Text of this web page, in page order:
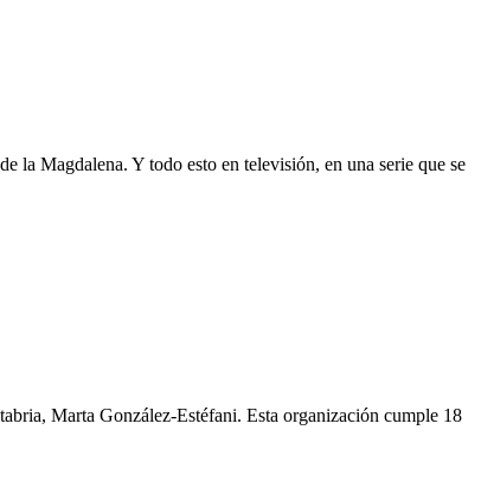
la Magdalena. Y todo esto en televisión, en una serie que se
Marta González-Estéfani. Esta organización cumple 18